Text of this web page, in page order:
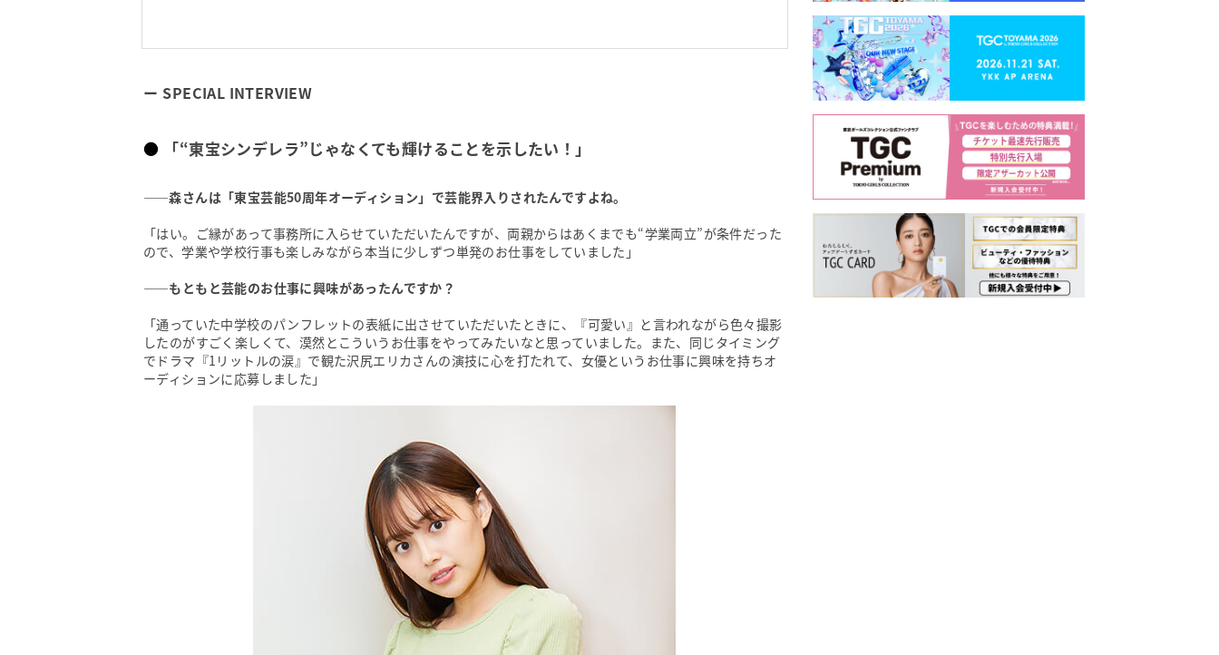
SPECIAL INTERVIEW
「“東宝シンデレラ”じゃなくても輝けることを示したい！」
――森さんは「東宝芸能50周年オーディション」で芸能界入りされたんですよね。
「はい。ご縁があって事務所に入らせていただいたんですが、両親からはあくまでも“学業両立”が条件だった
ので、学業や学校行事も楽しみながら本当に少しずつ単発のお仕事をしていました」
――もともと芸能のお仕事に興味があったんですか？
「通っていた中学校のパンフレットの表紙に出させていただいたときに、『可愛い』と言われながら色々撮影
したのがすごく楽しくて、漠然とこういうお仕事をやってみたいなと思っていました。また、同じタイミング
でドラマ『1リットルの涙』で観た沢尻エリカさんの演技に心を打たれて、女優というお仕事に興味を持ちオ
ーディションに応募しました」